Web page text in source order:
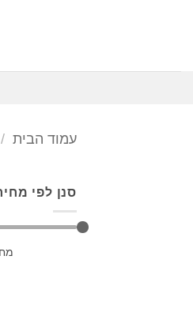
עמוד הבית /
סנן לפי